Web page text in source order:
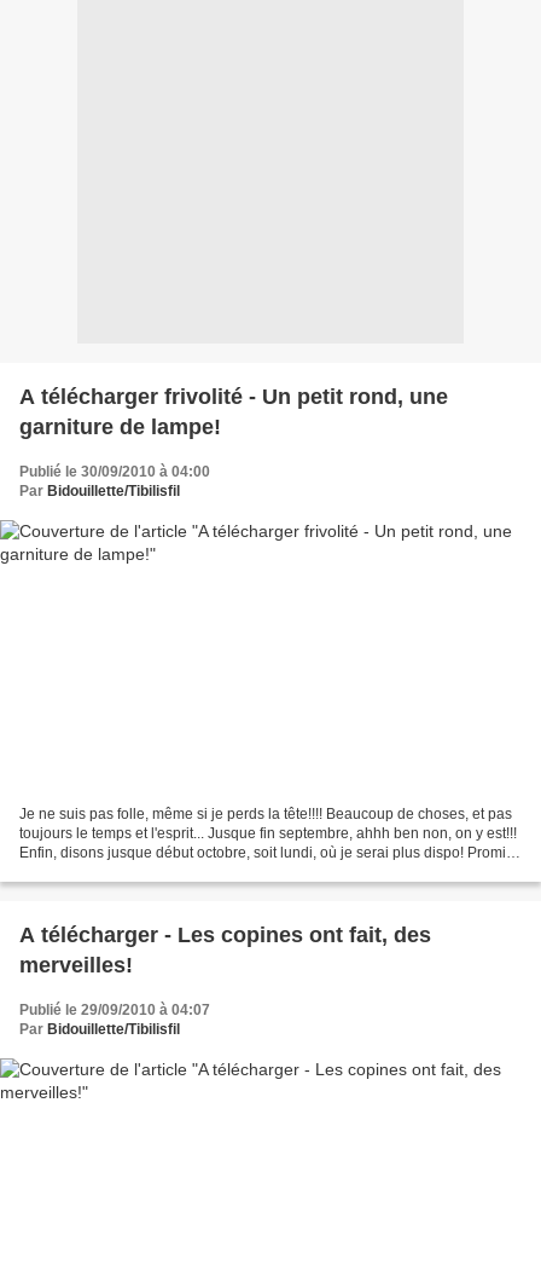
A télécharger frivolité - Un petit rond, une
garniture de lampe!
Publié le 30/09/2010 à 04:00
Par Bidouillette/Tibilisfil
Je ne suis pas folle, même si je perds la tête!!!! Beaucoup de choses, et pas
toujours le temps et l'esprit... Jusque fin septembre, ahhh ben non, on y est!!!
Enfin, disons jusque début octobre, soit lundi, où je serai plus dispo! Promis!
A télécharger - Les copines ont fait, des
merveilles!
Publié le 29/09/2010 à 04:07
Par Bidouillette/Tibilisfil